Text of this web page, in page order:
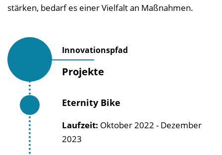
stärken, bedarf es einer Vielfalt an Maßnahmen.
Innovationspfad
Projekte
Eternity Bike
Laufzeit: Oktober 2022 - Dezember
2023